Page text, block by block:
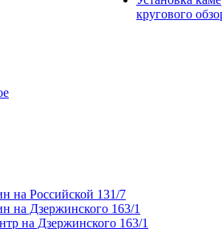
кругового
на Российской 131/7
на Дзержинского 163/1
на Дзержинского 163/1